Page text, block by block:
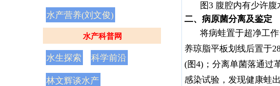
水产营养(刘文俊)
水产科普网
水生探索 科学前沿
林文辉谈水产
图3 腹腔内有少许腹
二、病原菌分离及鉴定
将病蛙置于超净工
养琼脂平板划线后置于
(图4)；分离单菌落通过
感染试验，发现健康蛙